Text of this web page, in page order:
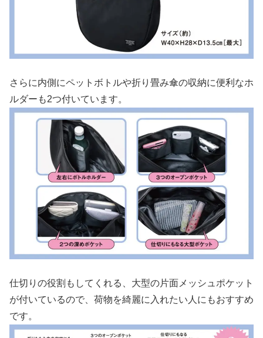
さらに内側にペットボトルや折り畳み傘の収納に便利なホ
ルダーも2つ付いています。
仕切りの役割もしてくれる、大型の片面メッシュポケット
が付いているので、荷物を綺麗に入れたい人にもおすすめ
です。